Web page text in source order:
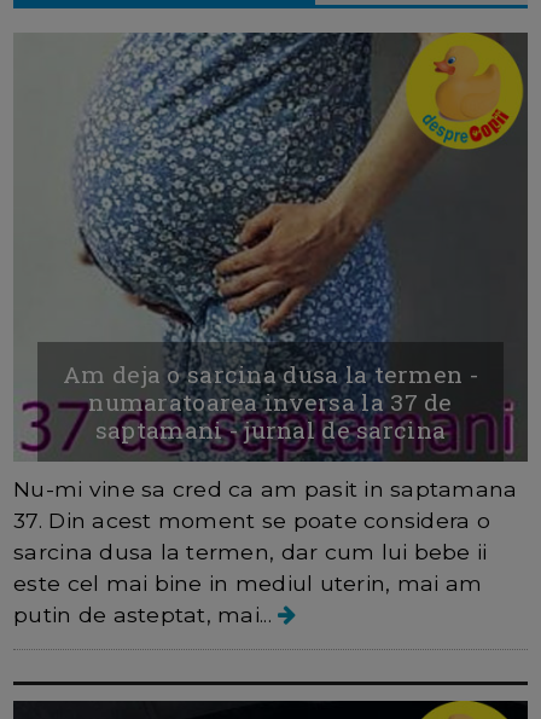
Am deja o sarcina dusa la termen -
numaratoarea inversa la 37 de
saptamani - jurnal de sarcina
Nu-mi vine sa cred ca am pasit in saptamana
37. Din acest moment se poate considera o
sarcina dusa la termen, dar cum lui bebe ii
este cel mai bine in mediul uterin, mai am
putin de asteptat, mai...